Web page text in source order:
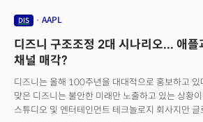
DIS AAPL
디즈니 구조조정 2대 시나리오... 애플
채널 매각?
디즈니는 올해 100주년을 대대적으로 홍보하고
맞은 디즈니는 불안한 미래만 노출하고 있는 상황
스튜디오 및 엔터테인먼트 테크놀로지 회사지만